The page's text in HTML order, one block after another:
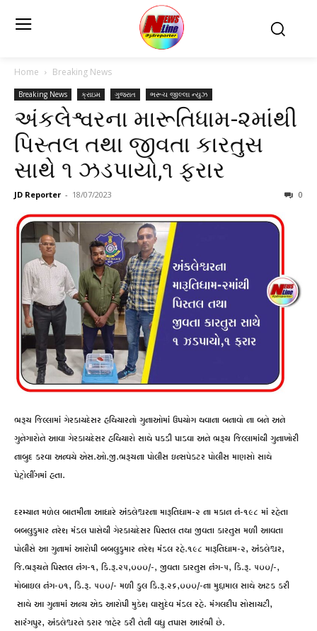
Home Breaking News
Breaking News ક્રાઇમ ગુજરાત ભરૂચ જીલ્લા ન્યુઝ
અંકલેશ્વરના મારૂતિધામ-૨માંથી
પિસ્તલ તથા જીવતા કારતુસ
સાથે ૧ ઝડપાયો,૧ ફરાર
JD Reporter - 18/07/2023 0
ભરૂચ જિલ્લામાં ગેરકાયદેસર હથિયારનો ગુનાઓમાં ઉપયોગ થવાના બનાવો ના બને અને
ગુનેગારોને આવા ગેરકાયદેસર હથિયારો સાથે પકડી પાડવા અને ભરૂચ જિલ્લામાંથી ગુનાખોરી
નાબુદ કરવા અન્વયે એસ.ઓ.જી.ભરૂચના પોલીસ ઇન્સપેકટર પોલીસ માણસો સાથે
પેટ્રોલીંગમાં હતા.
દરમ્યાન મળેલ બાતમીના આધારે અંકલેશ્વરના મારૂતિધામ-૨ ના મકાન નં-૧૯૮ માં રહેતા
બબલુકુમાર નરેશ મંડલ પાસેથી ગેરકાયદેસર પિસ્તલ તથા જીવતા કારતુસ મળી આવતા
પોલીસે આ ગુનામાં આરોપી બબલુકુમાર નરેશ મંડલ રહે.૧૯૮ મારૂતિધામ-૨, અંકલેશ્વર,
જિ.ભરૂચને પિસ્તલ નંગ-૧, કિ.રૂ.૨૫,૦૦૦/-, જીવતા કારતુસ નંગ-૫, કિ.રૂ. ૫૦૦/-,
મોબાઇલ નંગ-૦૧, કિ.રૂ. ૫૦૦/- મળી કુલ કિ.રૂ.૨૬,૦૦૦/-ના મુદ્દામાલ સાથે અટક કરી
સાથે આ ગુનામાં અન્ય એક આરોપી મુકેશ વાસુદેવ મંડલ રહે. મંગલદીપ સોસાયટી,
સારંગપુર, અંકલેશ્વરને ફરાર જાહેર કરી તેની વધુ તપાસ આરંભી છે.